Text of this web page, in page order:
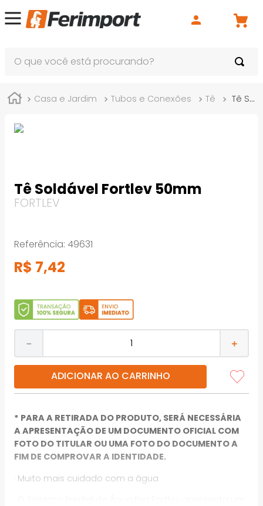
Casa e Jardim Tubos e Conexões Tê Tê Soldável Fortlev 50mm
Tê Soldável Fortlev 50mm
FORTLEV
Referência: 49631
R$ 7,42
＋
－
ADICIONAR AO CARRINHO
* PARA A RETIRADA DO PRODUTO, SERÁ NECESSÁRIA
A APRESENTAÇÃO DE UM DOCUMENTO OFICIAL COM
FOTO DO TITULAR OU UMA FOTO DO DOCUMENTO A
FIM DE COMPROVAR A IDENTIDADE.
· Muito mais cuidado com a água